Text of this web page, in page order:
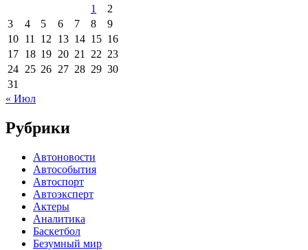
1
2
3
4 5 6 7 8
9
10 11 12 13 14 15 16
17 18 19 20 21 22 23
24 25 26 27 28 29 30
31
« Июл
Рубрики
Автоновости
Автособытия
Автоспорт
Автоэксперт
Актеры
Аналитика
Баскетбол
Безумный мир